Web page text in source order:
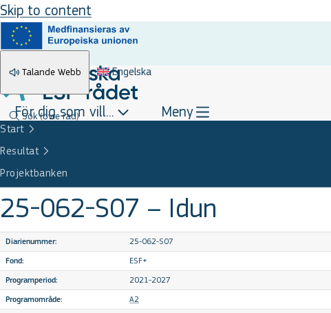
Skip to content
Talande Webb Engelska
Sök(övre rad)
För dig som vill... Meny
Start
Resultat
Projektbanken
25-062-S07 – Idun
Diarienummer: 25-062-S07
Fond: ESF+
Programperiod: 2021-2027
Programområde: A2